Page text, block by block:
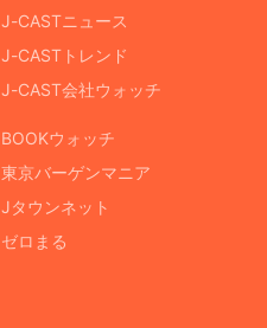
J-CASTニュース
J-CASTトレンド
J-CAST会社ウォッチ
BOOKウォッチ
東京バーゲンマニア
Jタウンネット
ゼロまる